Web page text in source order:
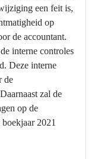
een feit is,
op
de accountant.
interne controles
Deze interne
de
zal de
op de
2021